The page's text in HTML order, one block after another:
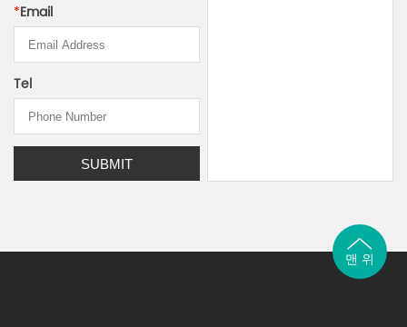
*Email
Tel
맨 위